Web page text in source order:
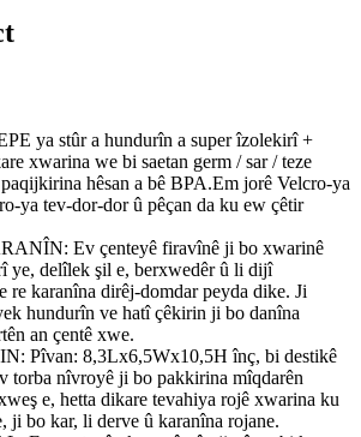
ya stûr a hundurîn a super îzolekirî +
xwarina we bi saetan germ / sar / teze
hêsan a bê BPA.Em jorê Velcro-ya
ya tev-dor-dor û pêçan da ku ew çêtir
Ev çenteyê firavînê ji bo xwarinê
ye, delîlek şil e, berxwedêr û li dijî
re karanîna dirêj-domdar peyda dike. Ji
hundurîn ve hatî çêkirin ji bo danîna
an çentê xwe.
Pîvan: 8,3Lx6,5Wx10,5H înç, bi destikê
torba nîvroyê ji bo pakkirina mîqdarên
e, hetta dikare tevahiya rojê xwarina ku
ji bo kar, li derve û karanîna rojane.